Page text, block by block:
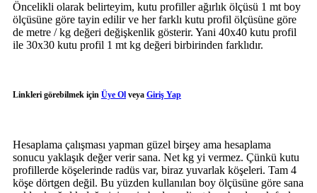
Öncelikli olarak belirteyim, kutu profiller ağırlık ölçüsü 1 mt boy
ölçüsüne göre tayin edilir ve her farklı kutu profil ölçüsüne göre
de metre / kg değeri değişkenlik gösterir. Yani 40x40 kutu profil
ile 30x30 kutu profil 1 mt kg değeri birbirinden farklıdır.
Linkleri görebilmek için Üye Ol veya Giriş Yap
Hesaplama çalışması yapman güzel birşey ama hesaplama
sonucu yaklaşık değer verir sana. Net kg yi vermez. Çünkü kutu
profillerde köşelerinde radüs var, biraz yuvarlak köşeleri. Tam 4
köşe dörtgen değil. Bu yüzden kullanılan boy ölçüsüne göre sana